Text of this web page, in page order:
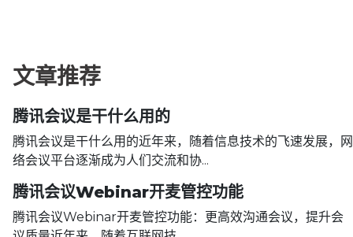
文章推荐
腾讯会议是干什么用的
腾讯会议是干什么用的近年来，随着信息技术的飞速发展，网
络会议平台逐渐成为人们交流和协...
腾讯会议Webinar开麦管控功能
腾讯会议Webinar开麦管控功能：更高效沟通会议，提升会